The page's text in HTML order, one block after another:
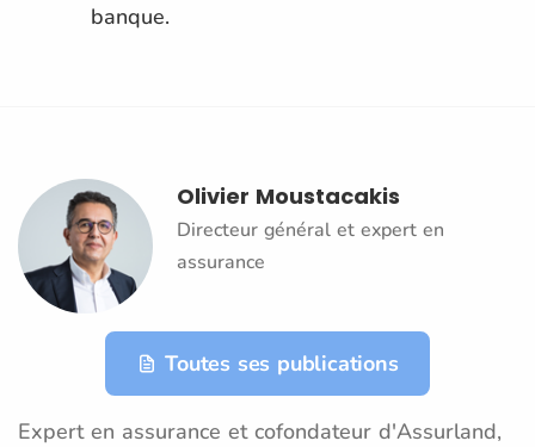
banque.
Olivier Moustacakis
Directeur général et expert en
assurance
Toutes ses publications
Expert en assurance et cofondateur d'Assurland,